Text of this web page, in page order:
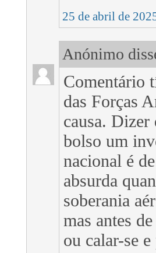
25 de abril de
Anónimo
Comentário
das Forças
causa.
bolso um
nacional é
absurda
soberania
mas antes
ou calar-se